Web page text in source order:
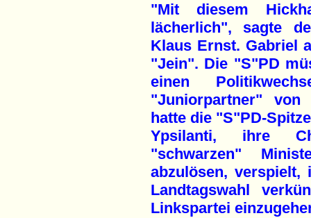
"Mit diesem
lächerlich", sagte
Klaus Ernst. Gabriel
"Jein". Die "S"PD
einen
"Juniorpartner"
hatte die "S"PD-
Ypsilanti, ihre
"schwarzen"
abzulösen,
Landtagswahl
Linkspartei